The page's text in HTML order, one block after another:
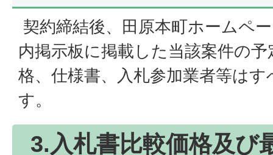
契約締結後、田原本町ホームペ
内掲示板に掲載した当該案件の
格、仕様書、入札参加業者等は
す。
3.入札書比較価格及び